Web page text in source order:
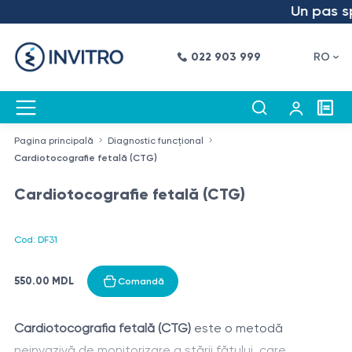
Un pas
022 903 999 RO
Pagina principală
Diagnostic funcțional
Cardiotocografie fetală (CTG)
Cardiotocografie fetală (CTG)
Cod: DF31
550.00 MDL Comandă
Cardiotocografia fetală (CTG)este o metodă